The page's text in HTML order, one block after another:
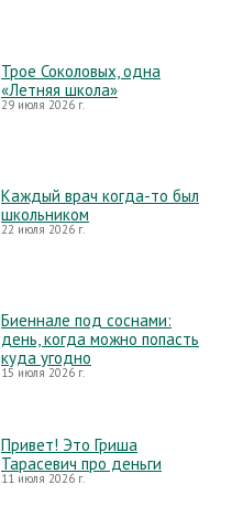
Трое Соколовых, одна
«Летняя школа»
29 июля 2026 г.
Каждый врач когда-то был
школьником
22 июля 2026 г.
Биеннале под соснами:
день, когда можно попасть
куда угодно
15 июля 2026 г.
Привет! Это Гриша
Тарасевич про деньги
11 июля 2026 г.